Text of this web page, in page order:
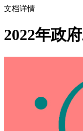
文档详情
2022年政